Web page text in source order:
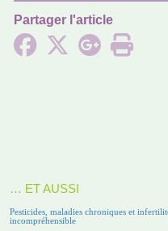
Partager l'article
… ET AUSSI
Pesticides, maladies chroniques et
incompréhensible